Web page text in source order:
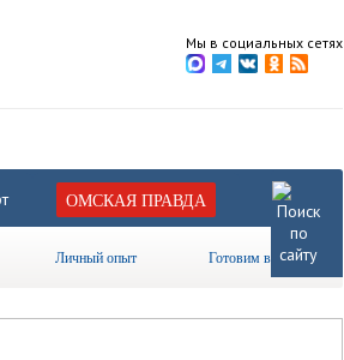
Мы в социальных сетях
ОМСКАЯ ПРАВДА
Личный опыт Готовим вместе